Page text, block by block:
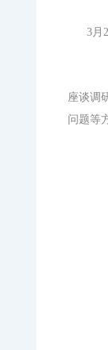
3月2
座谈调
问题等